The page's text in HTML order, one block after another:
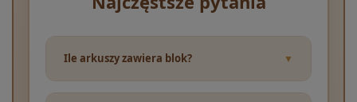
Ile arkuszy zawiera blok?